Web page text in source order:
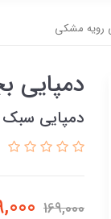
رویه مشکی
دمپایی
دمپایی سبک
169,000